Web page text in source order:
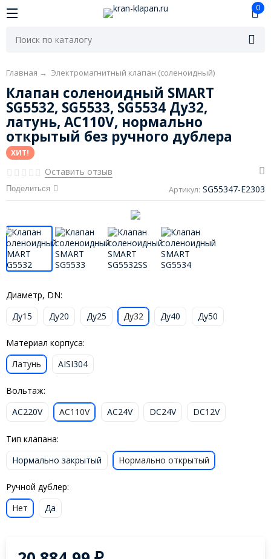
0
Главная → Электромагнитный клапан (соленоидный)
Клапан соленоидный SMART
SG5532, SG5533, SG5534 Ду32,
латунь, AC110V, нормально
открытый без ручного дублера
ХИТ!
Оставить отзыв
Поделиться Артикул: SG55347-E2303
Диаметр, DN:
Ду15
Ду20 Ду25 Ду32 Ду40 Ду50
Материал корпуса:
Латунь
AISI304
Вольтаж:
AC220V
AC110V AC24V DC24V DC12V
Тип клапана:
Нормально закрытый
Нормально открытый
Ручной дублер:
Нет
Да